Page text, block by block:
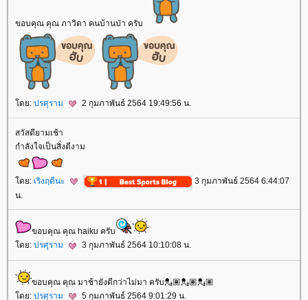
ขอบคุณ คุณ ภาวิดา คนบ้านป่า ครับ
ดย: ปรศุราม 2 กุมภาพันธ์ 2564 19:49:56 น.
สวัสดียามเช้า
กำลังใจเป็นสิ่งดีงาม
ดย: เริงฤดีนะ
3 กุมภาพันธ์ 2564 6:44:07
น.
ขอบคุณ คุณ haiku ครับ
ดย: ปรศุราม 3 กุมภาพันธ์ 2564 10:10:08 น.
ขอบคุณ คุณ มาช้ายังดีกว่าไม่มา ครับ💂🏽💂🏽💂🏽
ดย: ปรศุราม 5 กุมภาพันธ์ 2564 9:01:29 น.